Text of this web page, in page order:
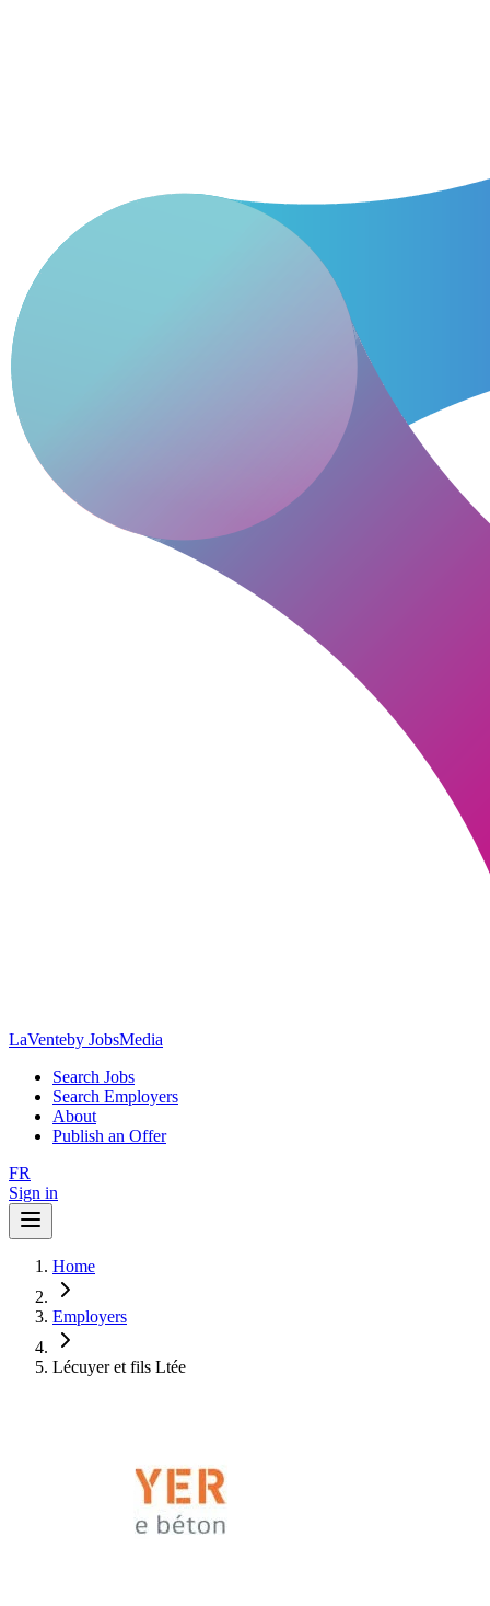
LaVenteby JobsMedia
Search Jobs
Search Employers
About
Publish an Offer
FR
Sign in
Home
Employers
Lécuyer et fils Ltée